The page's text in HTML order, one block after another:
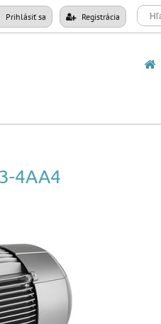
Prihlásiť sa Registrácia
4AA4